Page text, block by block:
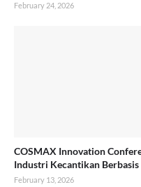
February 24, 2026
COSMAX Innovation
Industri Kecantikan
February 13, 2026